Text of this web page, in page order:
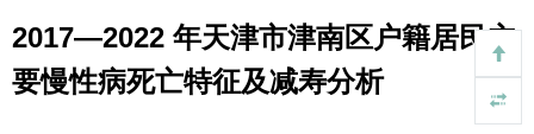
2017—2022 年天津市津南区户籍居民主
要慢性病死亡特征及减寿分析